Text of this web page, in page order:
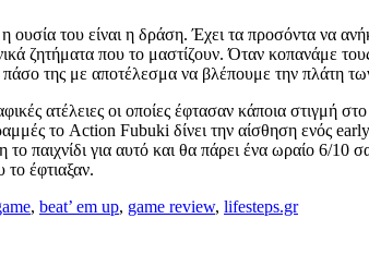
ουσία του είναι η δράση. Έχει τα προσόντα να
ζητήματα που το μαστίζουν. Όταν κοπανάμε
της με αποτέλεσμα να βλέπουμε την πλάτη
ατέλειες οι οποίες έφτασαν κάποια στιγμή
το Action Fubuki δίνει την αίσθηση ενός
παιχνίδι για αυτό και θα πάρει ένα ωραίο 6/10
το έφτιαξαν.
, beat’ em up, game review, lifesteps.gr